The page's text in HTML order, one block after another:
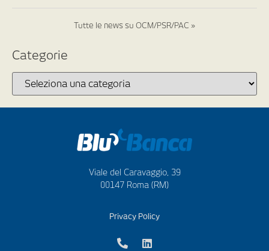
Tutte le news su OCM/PSR/PAC »
Categorie
Viale del Caravaggio, 39
00147 Roma (RM)
Privacy Policy